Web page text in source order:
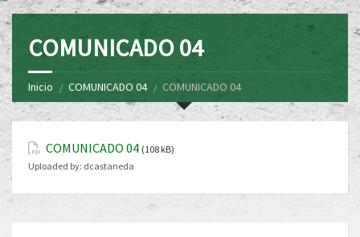
COMUNICADO 04
Inicio COMUNICADO 04 COMUNICADO 04
COMUNICADO 04 (108 kB)
Uploaded by: dcastaneda